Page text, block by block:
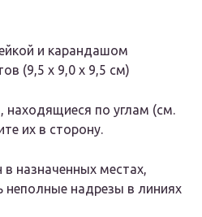
и карандашом
(9,5 х 9,0 х 9,5 см)
находящиеся по углам (см.
их в сторону.
назначенных местах,
надрезы в линиях